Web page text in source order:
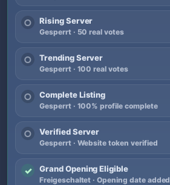
○ Rising Server
Gesperrt · 50 real votes
○ Trending Server
Gesperrt · 100 real votes
○ Complete Listing
Gesperrt · 100% profile complete
○ Verified Server
Gesperrt · Website token verified
✓ Grand Opening Eligible
Freigeschaltet · Opening date added